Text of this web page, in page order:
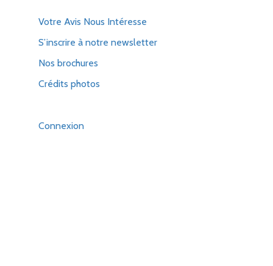
Votre Avis Nous Intéresse
S’inscrire à notre newsletter
Nos brochures
Crédits photos
Connexion